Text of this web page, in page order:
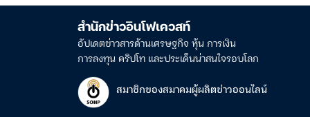
สำนักข่าวอินโฟเควสท์
อัปเดตข่าวสารด้านเศรษฐกิจ หุ้น การเงิน
การลงทุน คริปโท และประเด็นน่าสนใจรอบโลก
สมาชิกของสมาคมผู้ผลิตข่าวออนไลน์